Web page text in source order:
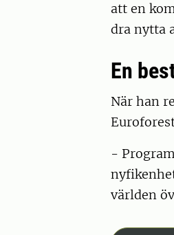
att en
dra nytta
En
När han
-
världen